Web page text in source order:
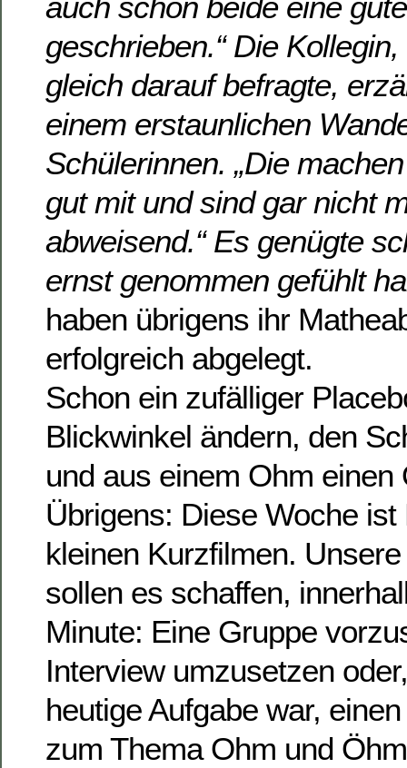
auch schon beide eine
geschrieben.“ Die
gleich darauf befragte,
einem erstaunlichen
Schülerinnen. „Die
gut mit und sind gar nicht
abweisend.“ Es genügte
ernst genommen gefühlt
haben übrigens ihr
erfolgreich abgelegt.
Schon ein zufälliger
Blickwinkel ändern, den
und aus einem Ohm einen
Übrigens: Diese Woche
kleinen Kurzfilmen.
sollen es schaffen,
Minute: Eine Gruppe
Interview umzusetzen
heutige Aufgabe war,
zum Thema Ohm und